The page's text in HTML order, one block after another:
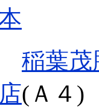
稲葉茂
(Ａ４)